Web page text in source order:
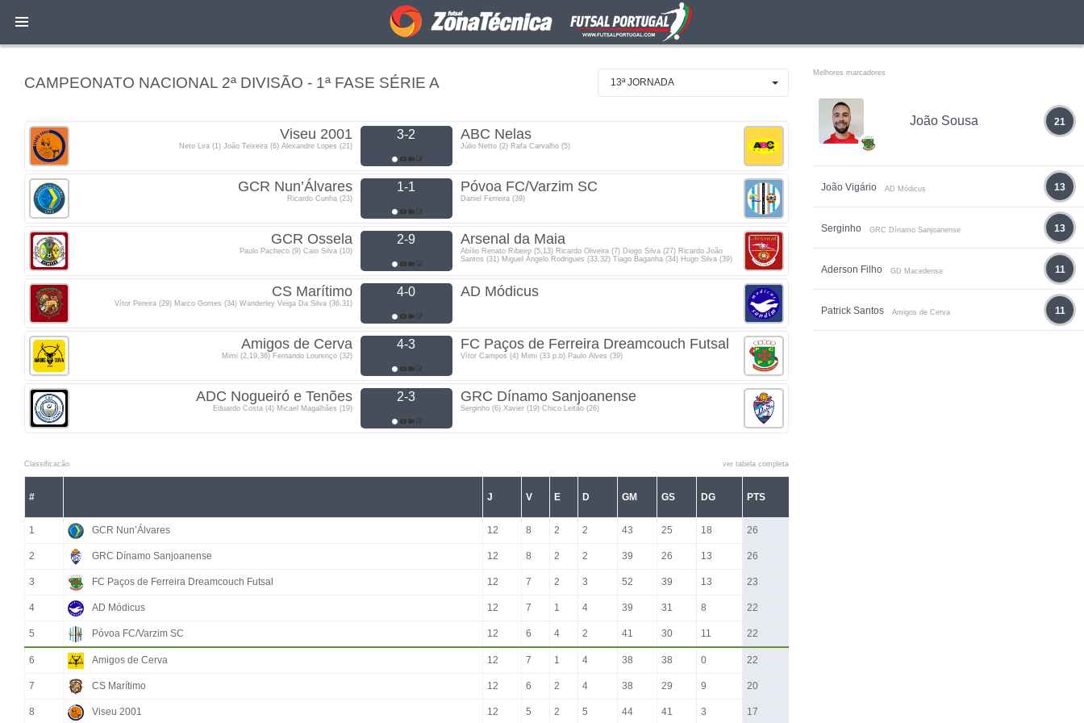
CAMPEONATO NACIONAL 2ª DIVISÃO - 1ª FASE SÉRIE A 13ª JORNADA
Viseu 2001
Neto Lira (1) João Teixeira (6) Alexandre Lopes (21)
3-2 ABC Nelas
Júlio Netto (2) Rafa Carvalho (5)
GCR Nun’Álvares
Ricardo Cunha (23)
1-1 Póvoa FC/Varzim SC
Daniel Ferreira (39)
GCR Ossela
Paulo Pacheco (9) Caio Silva (10)
2-9 Arsenal da Maia
Abílio Renato Ribeiro (5,13) Ricardo Oliveira (7) Diogo Silva (27) Ricardo João
Santos (31) Miguel Ângelo Rodrigues (33,32) Tiago Baganha (34) Hugo Silva (39)
CS Marítimo
Vítor Pereira (29) Marco Gomes (34) Wanderley Veiga Da Silva (36,31)
4-0 AD Módicus
Amigos de Cerva
Mimi (2,19,36) Fernando Lourenço (32)
4-3 FC Paços de Ferreira Dreamcouch Futsal
Vítor Campos (4) Mimi (33 p.b) Paulo Alves (39)
ADC Nogueiró e Tenões
Eduardo Costa (4) Micael Magalhães (19)
2-3 GRC Dínamo Sanjoanense
Serginho (6) Xavier (19) Chico Leitão (26)
Classificacão ver tabela completa
# J V E D GM GS DG PTS
1 GCR Nun’Álvares 12 8 2 2 43 25 18 26
2 GRC Dínamo Sanjoanense 12 8 2 2 39 26 13 26
3 FC Paços de Ferreira Dreamcouch Futsal 12 7 2 3 52 39 13 23
4 AD Módicus 12 7 1 4 39 31 8 22
5 Póvoa FC/Varzim SC 12 6 4 2 41 30 11 22
6 Amigos de Cerva 12 7 1 4 38 38 0 22
7 CS Marítimo 12 6 2 4 38 29 9 20
8 Viseu 2001 12 5 2 5 44 41 3 17
Melhores marcadores
João Sousa 21
João Vigário AD Módicus 13
Serginho GRC Dínamo Sanjoanense 13
Aderson Filho GD Macedense 11
Patrick Santos Amigos de Cerva 11